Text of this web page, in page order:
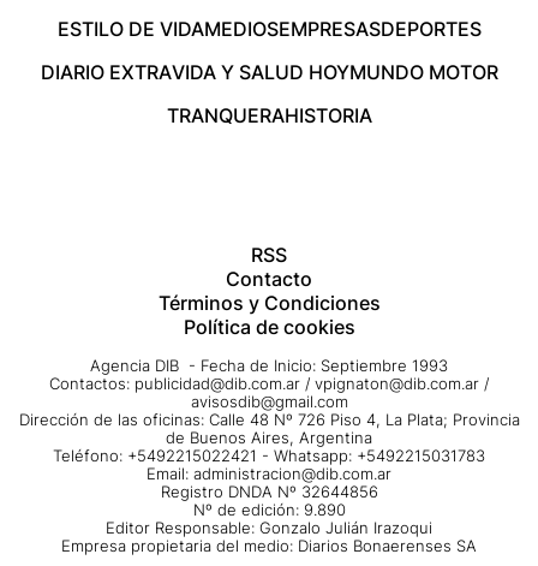
ESTILO DE VIDAMEDIOSEMPRESASDEPORTES
DIARIO EXTRAVIDA Y SALUD HOYMUNDO MOTOR
TRANQUERAHISTORIA
RSS
Contacto
Términos y Condiciones
Política de cookies
Agencia DIB - Fecha de Inicio: Septiembre 1993
Contactos: publicidad@dib.com.ar / vpignaton@dib.com.ar /
avisosdib@gmail.com
Dirección de las oficinas: Calle 48 Nº 726 Piso 4, La Plata; Provincia
de Buenos Aires, Argentina
Teléfono: +5492215022421 - Whatsapp: +5492215031783
Email: administracion@dib.com.ar
Registro DNDA Nº 32644856
Nº de edición: 9.890
Editor Responsable: Gonzalo Julián Irazoqui
Empresa propietaria del medio: Diarios Bonaerenses SA